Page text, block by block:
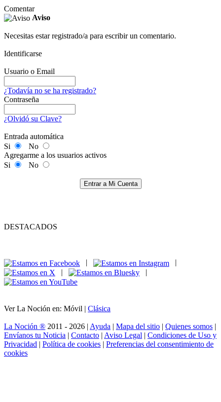
Comentar
Aviso
Necesitas estar registrado/a para escribir un comentario.
Identificarse
Usuario o Email
¿Todavía no se ha registrado?
Contraseña
¿Olvidó su Clave?
Entrada automática
Si
No
Agregarme a los usuarios activos
Si
No
Entrar a Mi Cuenta
DESTACADOS
|
|
|
|
Ver La Noción en: Móvil | Clásica
La Noción ® 2011 - 2026 | Ayuda | Mapa del sitio | Quienes somos |
Envíanos tu Noticia | Contacto | Aviso Legal | Condiciones de Uso y
Privacidad | Política de cookies | Preferencias del consentimiento de
cookies